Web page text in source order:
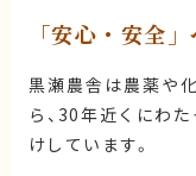
「安心・安全
黒瀬農舎は農薬や
ら、30年近くにわ
けしています。